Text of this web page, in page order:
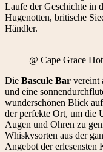
Laufe der Geschichte in
Hugenotten, britische
Händler.
@ Cape Grace
Die Bascule Bar vereint
und eine
wunderschönen Blick
der perfekte Ort, um die
Augen und Ohren zu
Whiskysorten aus der
Angebot der erlesensten